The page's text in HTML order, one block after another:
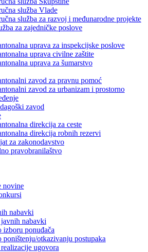
služba Vlade
služba za razvoj i međunarodne projekte
za zajedničke poslove
uprava za inspekcijske poslove
uprava civilne zaštite
uprava za šumarstvo
zavod za pravnu pomoć
zavod za urbanizam i prostorno
zavod
direkcija za ceste
direkcija robnih rezervi
za zakonodavstvo
pravobranilaštvo
novine
nabavki
nabavki
izboru ponuđača
poništenju/otkazivanju postupaka
ugovora